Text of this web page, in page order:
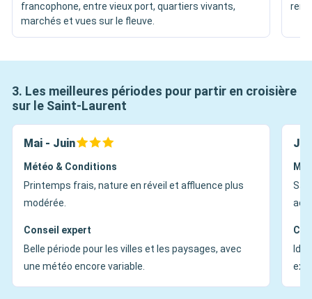
francophone, entre vieux port, quartiers vivants,
marchés et vues sur le fleuve.
3. Les meilleures périodes pour partir en croisière
sur le Saint-Laurent
Mai - Juin
Météo & Conditions
Printemps frais, nature en réveil et affluence plus
modérée.
Conseil expert
Belle période pour les villes et les paysages, avec
une météo encore variable.